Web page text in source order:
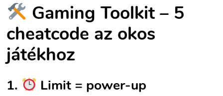
Gaming Toolkit – 5
cheatcode az okos
játékhoz
1. Limit = power-up